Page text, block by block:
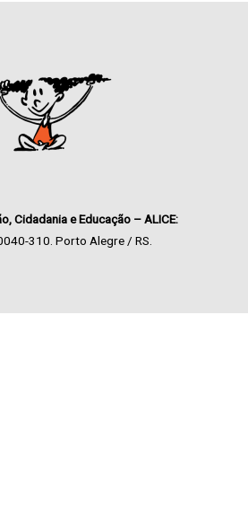
Cidadania e Educação – ALICE:
310. Porto Alegre / RS.